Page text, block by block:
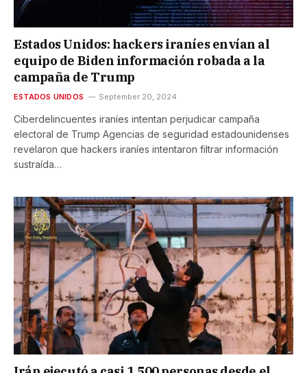
Estados Unidos: hackers iraníes envían al
equipo de Biden información robada a la
campaña de Trump
ESTADOS UNIDOS September 20, 2024
Ciberdelincuentes iraníes intentan perjudicar campaña
electoral de Trump Agencias de seguridad estadounidenses
revelaron que hackers iraníes intentaron filtrar información
sustraída…